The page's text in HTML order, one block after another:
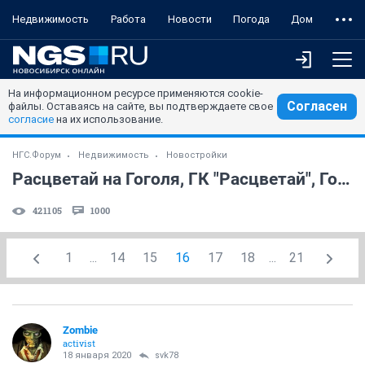
Недвижимость Работа Новости Погода Дом
На информационном ресурсе применяются cookie-
файлы. Оставаясь на сайте, вы подтверждаете свое
согласие на их использование.
Согласен
НГС.Форум Недвижимость Новостройки
Расцветай на Гоголя, ГК "Расцветай", Гоголя 211
421105 1000
1 ... 14 15 16 17 18 ... 21
Zombie
activist
18 января 2020 svk78